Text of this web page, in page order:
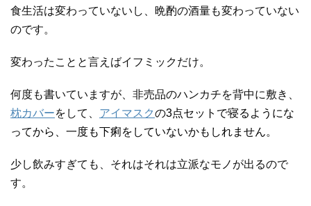
食生活は変わっていないし、晩酌の酒量も変わっていない
のです。
変わったことと言えばイフミックだけ。
何度も書いていますが、非売品のハンカチを背中に敷き、
枕カバーをして、 アイマスクの3点セットで寝るようにな
ってから、一度も下痢をしていないかもしれません。
少し飲みすぎても、それはそれは立派なモノが出るので
す。